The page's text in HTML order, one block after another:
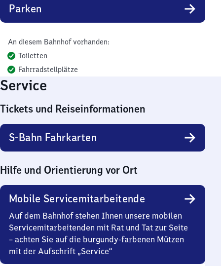
Parken
An diesem Bahnhof vorhanden:
Toiletten
Fahrradstellplätze
Service
Tickets und Reiseinformationen
S-Bahn Fahrkarten
Hilfe und Orientierung vor Ort
Mobile Servicemitarbeitende
Auf dem Bahnhof stehen Ihnen unsere mobilen
Servicemitarbeitenden mit Rat und Tat zur Seite
– achten Sie auf die burgundy-farbenen Mützen
mit der Aufschrift „Service“